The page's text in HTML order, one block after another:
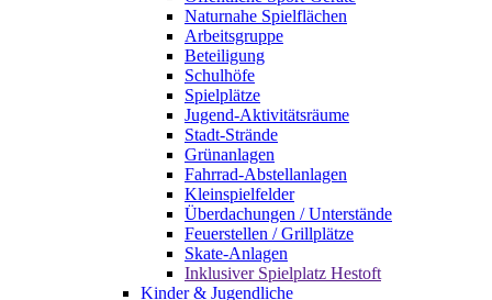
Naturnahe Spielflächen
Arbeitsgruppe
Beteiligung
Schulhöfe
Spielplätze
Jugend-Aktivitätsräume
Stadt-Strände
Grünanlagen
Fahrrad-Abstellanlagen
Kleinspielfelder
Überdachungen / Unterstände
Feuerstellen / Grillplätze
Skate-Anlagen
Inklusiver Spielplatz Hestoft
Kinder & Jugendliche